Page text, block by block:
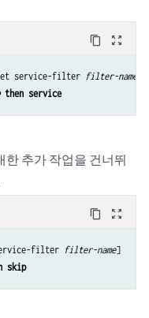
content_copy zoom_out_map
service-filter filter-name
then service
한 추가 작업을 건너뛰
content_copy zoom_out_map
filter filter-name]
skip